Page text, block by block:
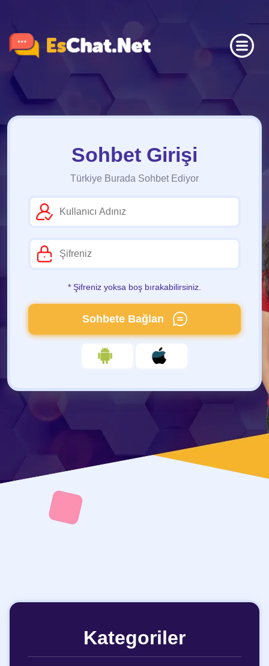
Sohbet Girişi
Türkiye Burada Sohbet Ediyor
* Şifreniz yoksa boş bırakabilirsiniz.
Sohbete Bağlan
Kategoriler